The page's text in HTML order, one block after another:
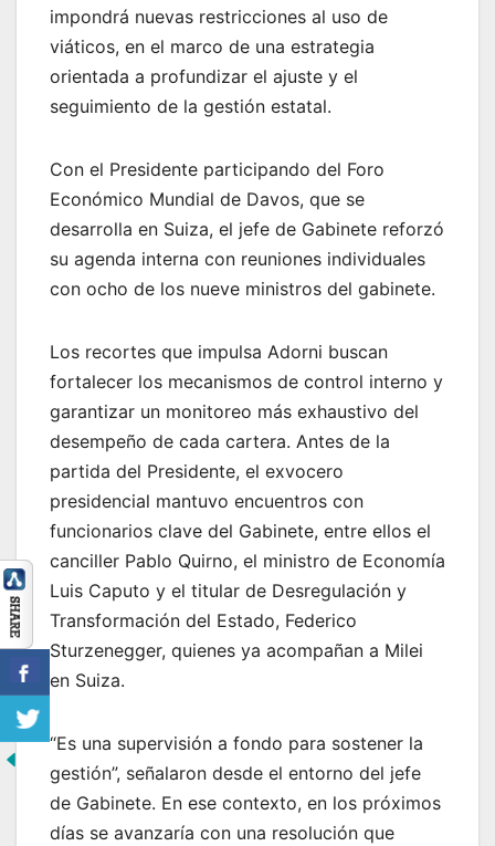
impondrá nuevas restricciones al uso de
viáticos, en el marco de una estrategia
orientada a profundizar el ajuste y el
seguimiento de la gestión estatal.
Con el Presidente participando del Foro
Económico Mundial de Davos, que se
desarrolla en Suiza, el jefe de Gabinete reforzó
su agenda interna con reuniones individuales
con ocho de los nueve ministros del gabinete.
Los recortes que impulsa Adorni buscan
fortalecer los mecanismos de control interno y
garantizar un monitoreo más exhaustivo del
desempeño de cada cartera. Antes de la
partida del Presidente, el exvocero
presidencial mantuvo encuentros con
funcionarios clave del Gabinete, entre ellos el
canciller Pablo Quirno, el ministro de Economía
Luis Caputo y el titular de Desregulación y
Transformación del Estado, Federico
Sturzenegger, quienes ya acompañan a Milei
en Suiza.
“Es una supervisión a fondo para sostener la
gestión”, señalaron desde el entorno del jefe
de Gabinete. En ese contexto, en los próximos
días se avanzaría con una resolución que